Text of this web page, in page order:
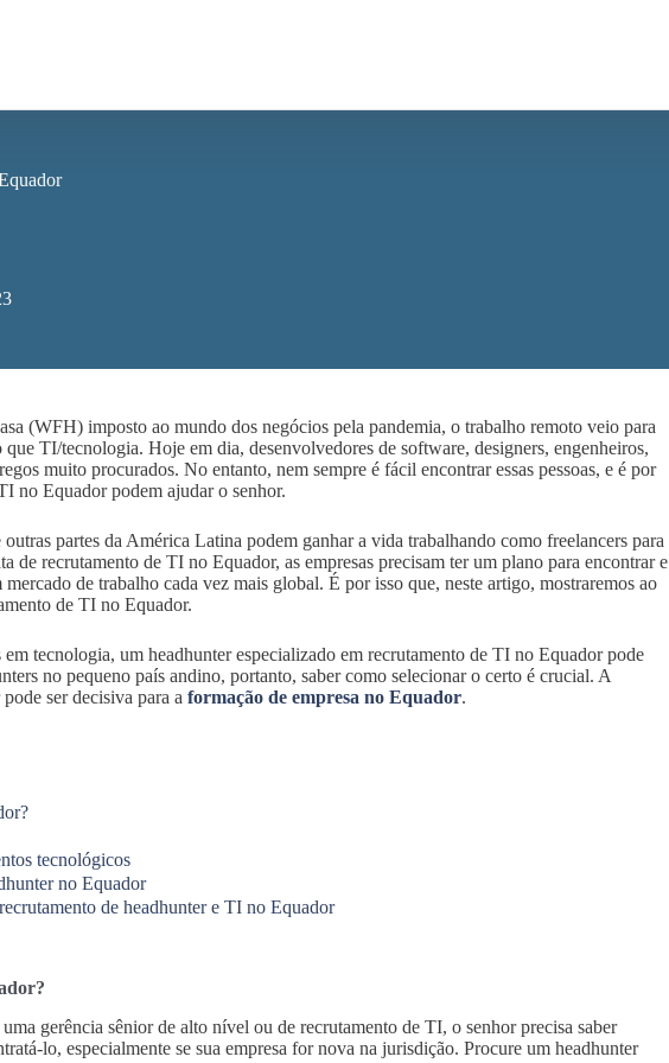
(WFH) imposto ao mundo dos negócios pela pandemia, o trabalho remoto veio para
TI/tecnologia. Hoje em dia, desenvolvedores de software, designers, engenheiros,
muito procurados. No entanto, nem sempre é fácil encontrar essas pessoas, e é por
no Equador podem ajudar o senhor.
partes da América Latina podem ganhar a vida trabalhando como freelancers para
de recrutamento de TI no Equador, as empresas precisam ter um plano para encontrar e
de trabalho cada vez mais global. É por isso que, neste artigo, mostraremos ao
de TI no Equador.
tecnologia, um headhunter especializado em recrutamento de TI no Equador pode
no pequeno país andino, portanto, saber como selecionar o certo é crucial. A
ser decisiva para a formação de empresa no Equador.
tecnológicos
no Equador
de headhunter e TI no Equador
gerência sênior de alto nível ou de recrutamento de TI, o senhor precisa saber
lo, especialmente se sua empresa for nova na jurisdição. Procure um headhunter